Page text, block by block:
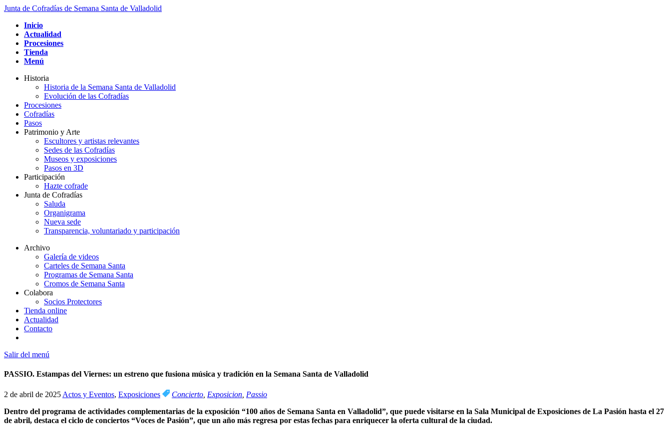
Junta de Cofradías de Semana Santa de Valladolid
Inicio
Actualidad
Procesiones
Tienda
Menú
Historia
Historia de la Semana Santa de Valladolid
Evolución de las Cofradías
Procesiones
Cofradías
Pasos
Patrimonio y Arte
Escultores y artistas relevantes
Sedes de las Cofradías
Museos y exposiciones
Pasos en 3D
Participación
Hazte cofrade
Junta de Cofradías
Saluda
Organigrama
Nueva sede
Transparencia, voluntariado y participación
Archivo
Galería de videos
Carteles de Semana Santa
Programas de Semana Santa
Cromos de Semana Santa
Colabora
Socios Protectores
Tienda online
Actualidad
Contacto
Salir del menú
PASSIO. Estampas del Viernes: un estreno que fusiona música y tradición en la Semana Santa de Valladolid
2 de abril de 2025 Actos y Eventos, Exposiciones Concierto Exposicion Passio
Dentro del programa de actividades complementarias de la exposición “100 años de Semana Santa en Valladolid”, que puede visitarse en la Sala Municipal de Exposiciones de La Pasión hasta el 27
de abril, destaca el ciclo de conciertos “Voces de Pasión”, que un año más regresa por estas fechas para enriquecer la oferta cultural de la ciudad.